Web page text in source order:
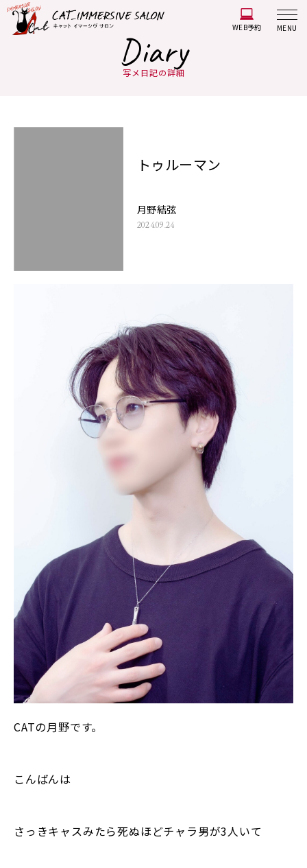
WEB予約 MENU
Diary
写メ日記の詳細
トゥルーマン
月野結弦
2024.09.24
CATの月野です。
こんばんは
さっきキャスみたら死ぬほどチャラ男が3人いて